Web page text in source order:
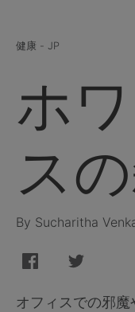
健康 - JP
ホ
ス
By Sucharitha
オフィスでの邪